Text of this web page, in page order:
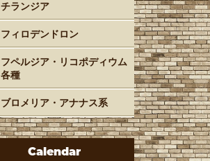
チランジア
フィロデンドロン
フペルジア・リコポディウム
各種
ブロメリア・アナナス系
Calendar